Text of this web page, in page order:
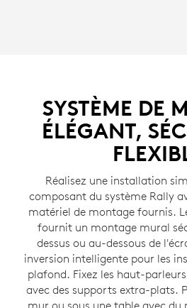
SYSTÈME DE
ÉLÉGANT,
Réalisez une installation
composant du système Rally
matériel de montage fournis.
fournit un montage mural
dessus ou au-dessous de
inversion intelligente pour les
plafond. Fixez les haut-
avec des supports extra-plats.
mur ou sous une table avec